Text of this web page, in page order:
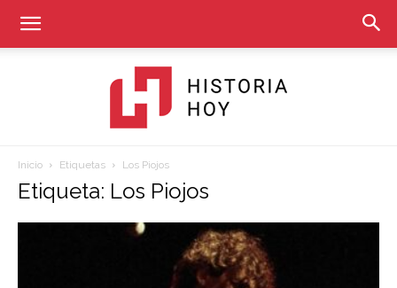
Hoy
Inicio Etiquetas Los Piojos
Etiqueta: Los Piojos